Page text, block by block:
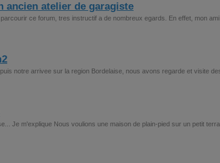
ancien atelier de garagiste
ce forum, tres instructif a de nombreux egards. En effet, mon
notre arrivee sur la region Bordelaise, nous avons regarde et visite
Je m'explique Nous voulions une maison de plain-pied sur un petit